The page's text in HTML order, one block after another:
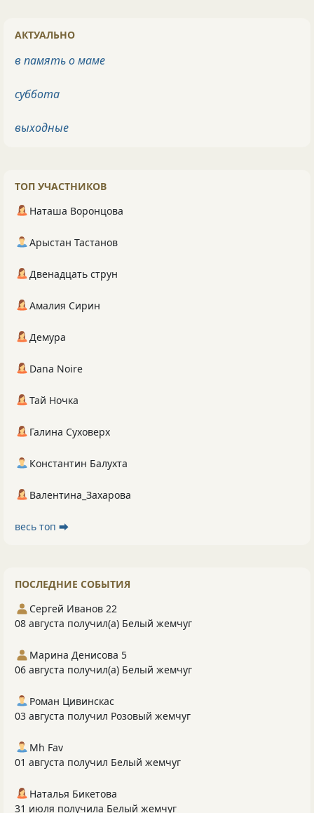
АКТУАЛЬНО
в память о маме
суббота
выходные
ТОП УЧАСТНИКОВ
Наташа Воронцова
Арыстан Тастанов
Двенадцать струн
Амалия Сирин
Демура
Dana Noire
Тай Ночка
Галина Суховерх
Константин Балухта
Валентина_Захарова
весь топ ⮕
ПОСЛЕДНИЕ СОБЫТИЯ
Сергей Иванов 22
08 августа получил(а) Белый жемчуг
Марина Денисова 5
06 августа получил(а) Белый жемчуг
Роман Цивинскас
03 августа получил Розовый жемчуг
Mh Fav
01 августа получил Белый жемчуг
Наталья Бикетова
31 июля получила Белый жемчуг